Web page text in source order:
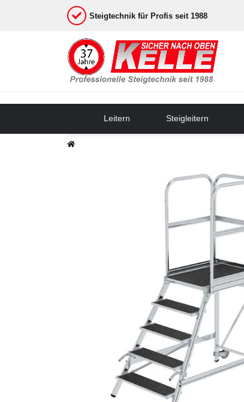
Steigtechnik für Profis seit 1988
Leitern Steigleitern